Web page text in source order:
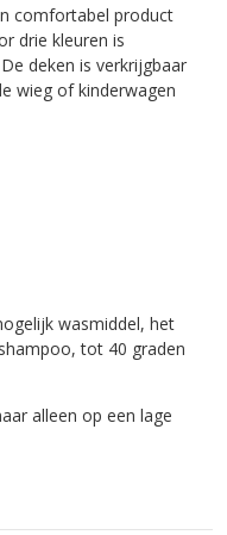
comfortabel product
drie kleuren is
deken is verkrijgbaar
wieg of kinderwagen
wasmiddel, het
tot 40 graden
alleen op een lage